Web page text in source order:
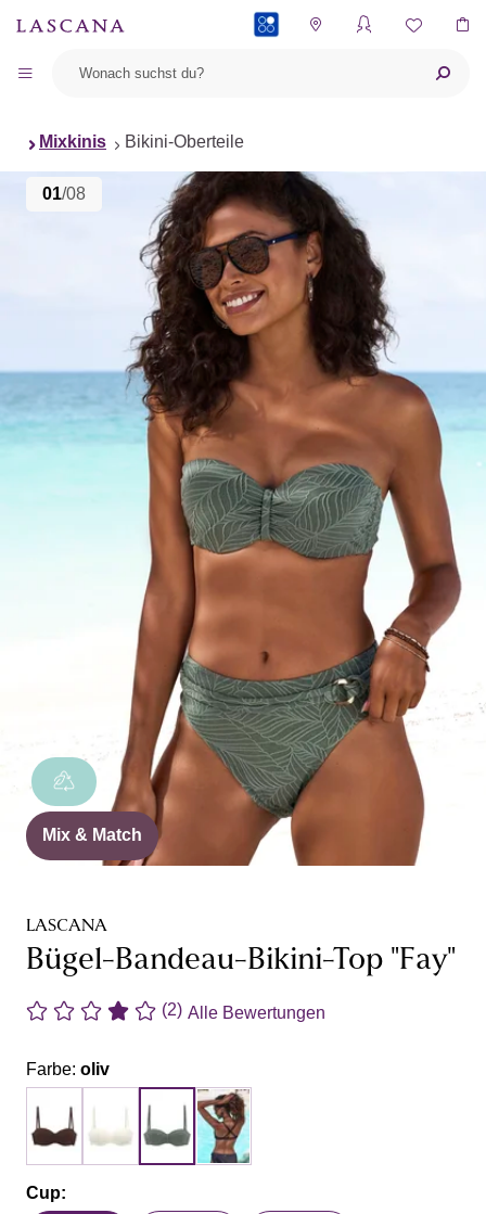
Mixkinis Bikini-Oberteile
01/08
Mix & Match
LASCANA
Bügel-Bandeau-Bikini-Top "Fay"
(2) Alle Bewertungen
Farbe: oliv
Cup: